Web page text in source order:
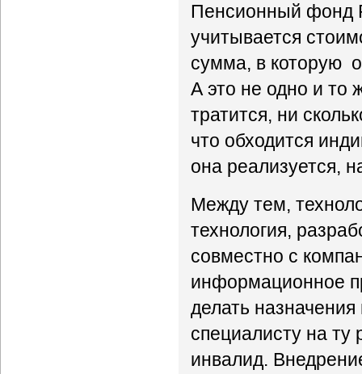
Пенсионный фонд
учитывается
сумма, в которую
А это не одно и то
тратится, ни
что обходится
она реализуется,
Между тем,
технология,
совместно с
информационное
делать
специалисту на ту
инвалид.